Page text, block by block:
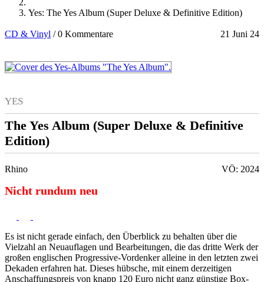
Yes: The Yes Album (Super Deluxe & Definitive Edition)
CD & Vinyl 21 Juni 24
/0 Kommentare
YES
The Yes Album (Super Deluxe & Definitive
Edition)
Rhino VÖ: 2024
Nicht rundum neu
Es ist nicht gerade einfach, den Überblick zu behalten über die
Vielzahl an Neuauflagen und Bearbeitungen, die das dritte Werk der
großen englischen Progressive-Vordenker alleine in den letzten zwei
Dekaden erfahren hat. Dieses hübsche, mit einem derzeitigen
Anschaffungspreis von knapp 120 Euro nicht ganz günstige Box-